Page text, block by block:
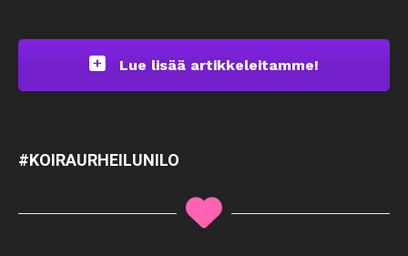
Lue lisää artikkeleitamme!
#KOIRAURHEILUNILO